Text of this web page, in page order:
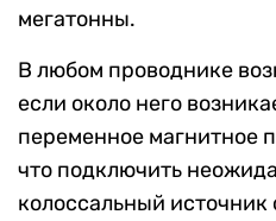
мегатонны.
В любом проводнике
если около него
переменное магнитное
что подключить
колоссальный